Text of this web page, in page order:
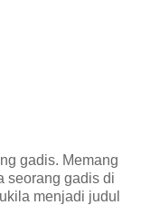
gadis. Memang
seorang gadis di
menjadi judul